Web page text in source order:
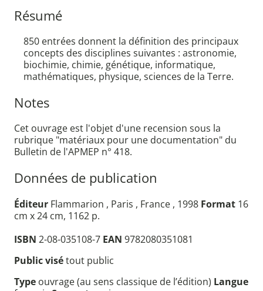
Résumé
850 entrées donnent la définition des principaux
concepts des disciplines suivantes : astronomie,
biochimie, chimie, génétique, informatique,
mathématiques, physique, sciences de la Terre.
Notes
Cet ouvrage est l'objet d'une recension sous la
rubrique "matériaux pour une documentation" du
Bulletin de l'APMEP n° 418.
Données de publication
Éditeur Flammarion , Paris , France , 1998 Format 16
cm x 24 cm, 1162 p.
ISBN 2-08-035108-7 EAN 9782080351081
Public visétout public
Type ouvrage (au sens classique de l’édition) Langue